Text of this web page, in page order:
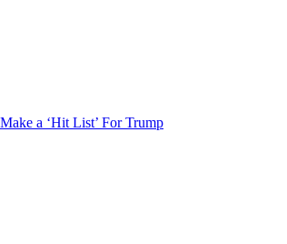
a ‘Hit List’ For Trump